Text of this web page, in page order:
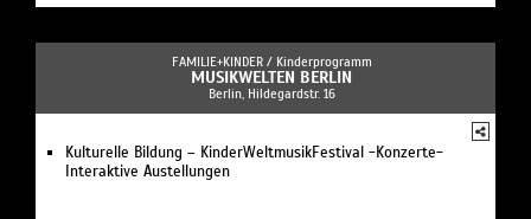
FAMILIE+KINDER / Kinderprogramm
MUSIKWELTEN BERLIN
Berlin, Hildegardstr. 16
Kulturelle Bildung – KinderWeltmusikFestival -Konzerte-
Interaktive Austellungen